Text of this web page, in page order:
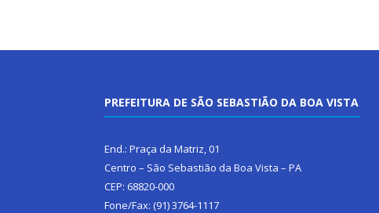
PREFEITURA DE SÃO SEBASTIÃO DA BOA VISTA
End.: Praça da Matriz, 01
Centro – São Sebastião da Boa Vista – PA
CEP: 68820-000
Fone/Fax: (91) 3764-1117